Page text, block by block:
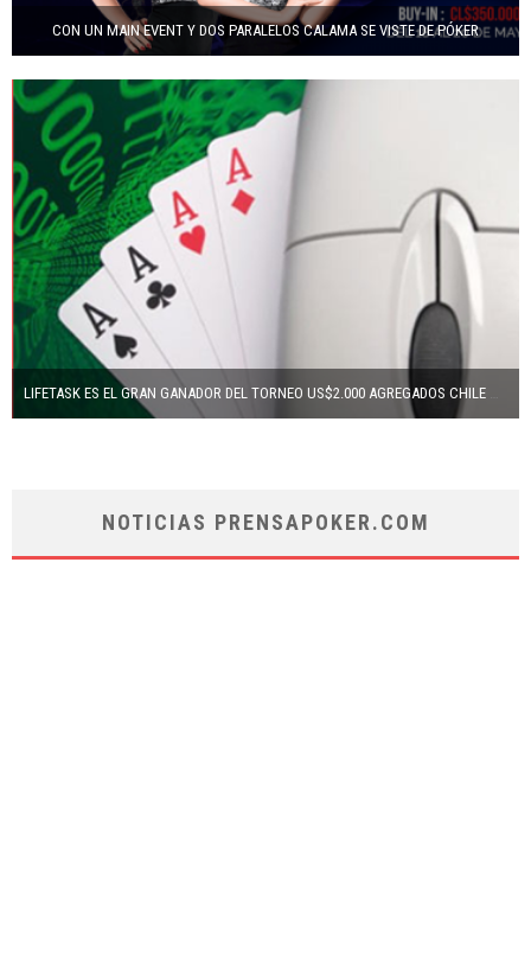
CON UN MAIN EVENT Y DOS PARALELOS CALAMA SE VISTE DE PÓKER
NOTICIAS PRENSAPOKER.COM